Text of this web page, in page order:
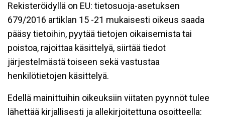
Rekisteröidyllä on EU: tietosuoja-asetuksen
679/2016 artiklan 15 -21 mukaisesti oikeus saada
pääsy tietoihin, pyytää tietojen oikaisemista tai
poistoa, rajoittaa käsittelyä, siirtää tiedot
järjestelmästä toiseen sekä vastustaa
henkilötietojen käsittelyä.
Edellä mainittuihin oikeuksiin viitaten pyynnöt tulee
lähettää kirjallisesti ja allekirjoitettuna osoitteella: